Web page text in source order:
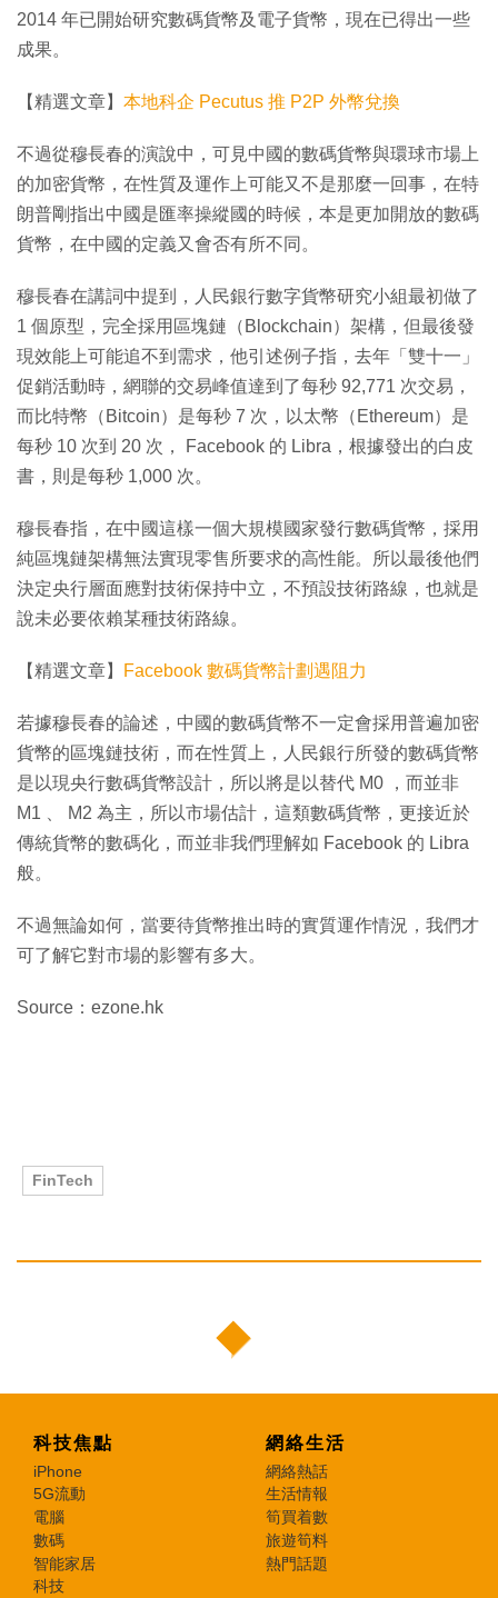
2014 年已開始研究數碼貨幣及電子貨幣，現在已得出一些
成果。
【精選文章】 本地科企 Pecutus 推 P2P 外幣兌換
不過從穆長春的演說中，可見中國的數碼貨幣與環球市場上
的加密貨幣，在性質及運作上可能又不是那麼一回事，在特
朗普剛指出中國是匯率操縱國的時候，本是更加開放的數碼
貨幣，在中國的定義又會否有所不同。
穆長春在講詞中提到，人民銀行數字貨幣研究小組最初做了
1 個原型，完全採用區塊鏈（Blockchain）架構，但最後發
現效能上可能追不到需求，他引述例子指，去年「雙十一」
促銷活動時，網聯的交易峰值達到了每秒 92,771 次交易，
而比特幣（Bitcoin）是每秒 7 次，以太幣（Ethereum）是
每秒 10 次到 20 次， Facebook 的 Libra，根據發出的白皮
書，則是每秒 1,000 次。
穆長春指，在中國這樣一個大規模國家發行數碼貨幣，採用
純區塊鏈架構無法實現零售所要求的高性能。所以最後他們
決定央行層面應對技術保持中立，不預設技術路線，也就是
說未必要依賴某種技術路線。
【精選文章】 Facebook 數碼貨幣計劃遇阻力
若據穆長春的論述，中國的數碼貨幣不一定會採用普遍加密
貨幣的區塊鏈技術，而在性質上，人民銀行所發的數碼貨幣
是以現央行數碼貨幣設計，所以將是以替代 M0 ，而並非
M1 、 M2 為主，所以市場估計，這類數碼貨幣，更接近於
傳統貨幣的數碼化，而並非我們理解如 Facebook 的 Libra
般。
不過無論如何，當要待貨幣推出時的實質運作情況，我們才
可了解它對市場的影響有多大。
Source：ezone.hk
FinTech
科技焦點
iPhone
5G流動
電腦
數碼
智能家居
科技
網絡生活
網絡熱話
生活情報
筍買着數
旅遊筍料
熱門話題